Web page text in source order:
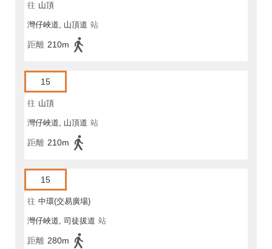
往 山頂
灣仔峽道, 山頂道 站
距離 210m
15
往 山頂
灣仔峽道, 山頂道 站
距離 210m
15
往 中環(交易廣場)
灣仔峽道, 司徒拔道 站
距離 280m